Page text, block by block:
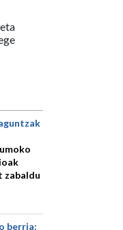
zabaldu
berria: